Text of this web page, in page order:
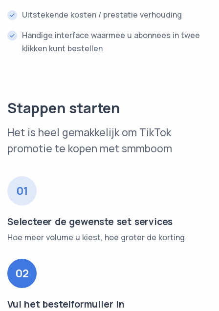
Uitstekende kosten / prestatie verhouding
Handige interface waarmee u abonnees in twee
klikken kunt bestellen
Stappen starten
Het is heel gemakkelijk om TikTok
promotie te kopen met smmboom
01
Selecteer de gewenste set services
Hoe meer volume u kiest, hoe groter de korting
02
Vul het bestelformulier in